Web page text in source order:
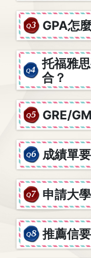
GPA怎
托福雅
合？
GRE/
成績單
申請大
推薦信